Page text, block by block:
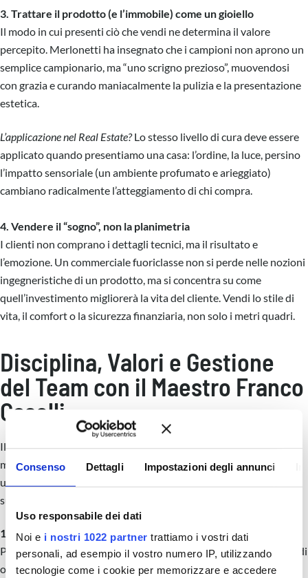
Consenso Dettagli Impostazioni degli annunci
Uso responsabile dei dati
Noi e i nostri 1022 partner trattiamo i vostri dati
personali, ad esempio il vostro numero IP, utilizzando
tecnologie come i cookie per memorizzare e accedere
3. Trattare il prodotto (e l’immobile) come un gioiello
Il modo in cui presenti ciò che vendi ne determina il valore
percepito. Merlonetti ha insegnato che i campioni non aprono un
semplice campionario, ma “uno scrigno prezioso”, muovendosi
con grazia e curando maniacalmente la pulizia e la presentazione
estetica.
L’applicazione nel Real Estate?Lo stesso livello di cura deve essere
applicato quando presentiamo una casa: l’ordine, la luce, persino
l’impatto sensoriale (un ambiente profumato e arieggiato)
cambiano radicalmente l’atteggiamento di chi compra.
4. Vendere il “sogno”, non la planimetria
I clienti non comprano i dettagli tecnici, ma il risultato e
l’emozione. Un commerciale fuoriclasse non si perde nelle nozioni
ingegneristiche di un prodotto, ma si concentra su come
quell’investimento migliorerà la vita del cliente. Vendi lo stile di
vita, il comfort o la sicurezza finanziaria, non solo i metri quadri.
Disciplina, Valori e Gestione
del Team con il Maestro Franco
Caselli
Il Maestro Caselli, che insegna Karate dal 1968, ha offerto una
masterclass su come si guida un gruppo e su come si costruisce
una carriera (e una reputazione) solida e duratura. Le sue lezioni
sul
1. L’importanza di rispetto ed educazione
Prima ancora della tecnica di vendita o di acquisizione, alla base di
ogni vero successo duraturo ci sono l’educazione, la modestia e il